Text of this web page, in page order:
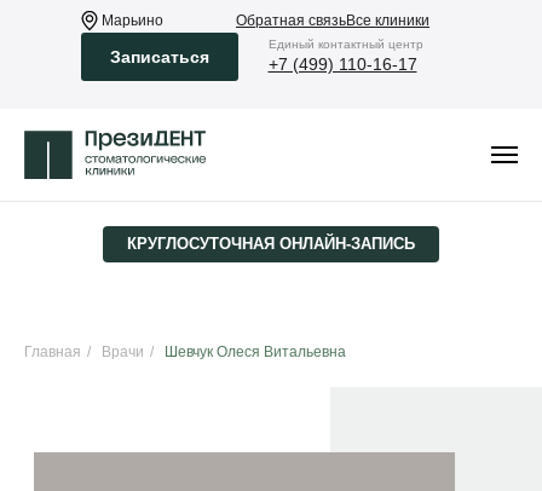
Обратная связьВсе клиники
Eдиный контактный центр
+7 (499) 110-16-17
Марьино
Записаться
КРУГЛОСУТОЧНАЯ ОНЛАЙН-ЗАПИСЬ
Главная / Врачи / Шевчук Олеся Витальевна